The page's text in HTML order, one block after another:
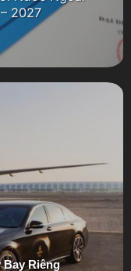
2027
Bay Riêng